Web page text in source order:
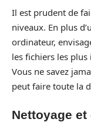
Il est prudent de
niveaux. En plus
ordinateur,
les fichiers les
Vous ne savez
peut faire toute la
Nettoyage